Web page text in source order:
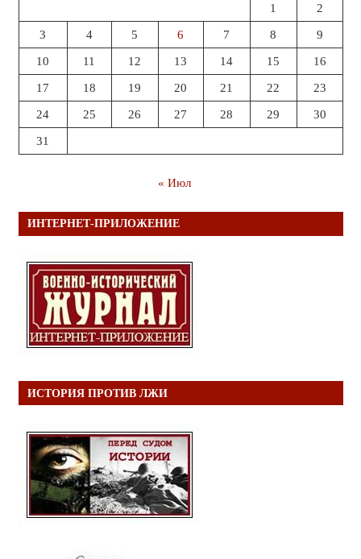
1 2
3 4 5 6 7 8 9
10 11 12 13 14 15 16
17 18 19 20 21 22 23
24 25 26 27 28 29 30
31
« Июл
ИНТЕРНЕТ-ПРИЛОЖЕНИЕ
ИСТОРИЯ ПРОТИВ ЛЖИ